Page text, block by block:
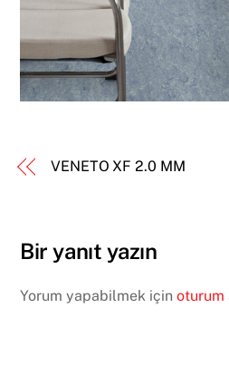
VENETO XF 2.0 MM
Bir yanıt yazın
Yorum yapabilmek içinoturum